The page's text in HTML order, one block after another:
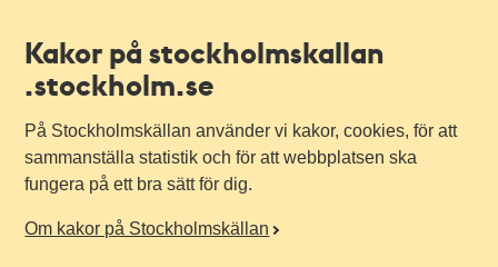
Kakor på stockholmskallan
.stockholm.se
På Stockholmskällan använder vi kakor, cookies, för att
sammanställa statistik och för att webbplatsen ska
fungera på ett bra sätt för dig.
Om kakor på Stockholmskällan